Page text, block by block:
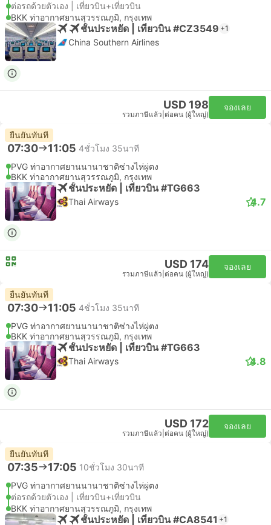
ต่อรถด้วยตัวเอง | เที่ยวบิน+เที่ยวบิน
BKK ท่าอากาศยานสุวรรณภูมิ, กรุงเทพ
ชั้นประหยัด | เที่ยวบิน #CZ3549 +1
China Southern Airlines
USD 198
รวมภาษีแล้ว ต่อคน (ผู้ใหญ่)
จองเลย
ยืนยันทันที
07:30 11:05 4ชั่วโมง 35นาที
PVG ท่าอากาศยานนานาชาติซ่างไห่ผู่ตง
BKK ท่าอากาศยานสุวรรณภูมิ, กรุงเทพ
ชั้นประหยัด | เที่ยวบิน #TG663
Thai Airways 4.7
USD 174
รวมภาษีแล้ว ต่อคน (ผู้ใหญ่)
จองเลย
ยืนยันทันที
07:30 11:05 4ชั่วโมง 35นาที
PVG ท่าอากาศยานนานาชาติซ่างไห่ผู่ตง
BKK ท่าอากาศยานสุวรรณภูมิ, กรุงเทพ
ชั้นประหยัด | เที่ยวบิน #TG663
Thai Airways 4.8
USD 172
รวมภาษีแล้ว ต่อคน (ผู้ใหญ่)
จองเลย
ยืนยันทันที
07:35 17:05 10ชั่วโมง 30นาที
PVG ท่าอากาศยานนานาชาติซ่างไห่ผู่ตง
ต่อรถด้วยตัวเอง | เที่ยวบิน+เที่ยวบิน
BKK ท่าอากาศยานสุวรรณภูมิ, กรุงเทพ
ชั้นประหยัด | เที่ยวบิน #CA8541 +1